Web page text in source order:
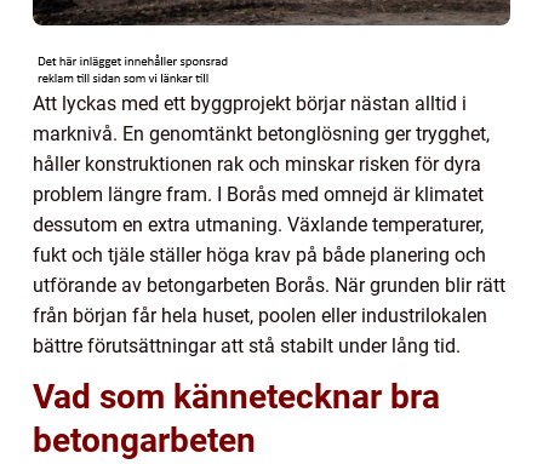
Att lyckas med ett byggprojekt börjar nästan alltid i
marknivå. En genomtänkt betonglösning ger trygghet,
håller konstruktionen rak och minskar risken för dyra
problem längre fram. I Borås med omnejd är klimatet
dessutom en extra utmaning. Växlande temperaturer,
fukt och tjäle ställer höga krav på både planering och
utförande av betongarbeten Borås. När grunden blir rätt
från början får hela huset, poolen eller industrilokalen
bättre förutsättningar att stå stabilt under lång tid.
Vad som kännetecknar bra
betongarbeten